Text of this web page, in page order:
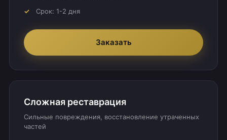
Срок: 1-2 дня
Заказать
Сложная реставрация
Сильные повреждения, восстановление утраченных
частей